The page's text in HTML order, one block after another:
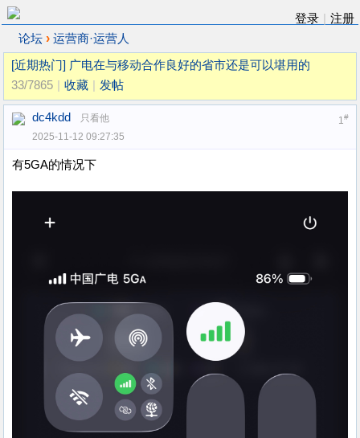
登录
注册
论坛 › 运营商·运营人
[近期热门] 广电在与移动合作良好的省市还是可以堪用的
33/7865
收藏 发帖
1#
dc4kdd
只看他
2025-11-12 09:27:35
有5GA的情况下